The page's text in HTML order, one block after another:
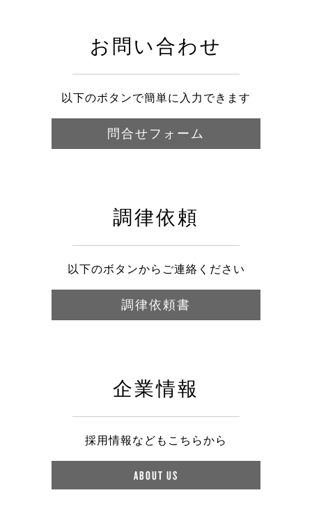
お問い合わせ
以下のボタンで簡単に入力できます
問合せフォーム
調律依頼
以下のボタンからご連絡ください
調律依頼書
企業情報
採用情報などもこちらから
ABOUT US